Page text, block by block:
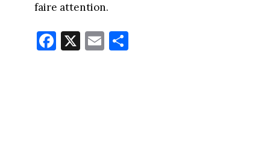
faire attention.
Fa
ce
X E
m
Pa
rt